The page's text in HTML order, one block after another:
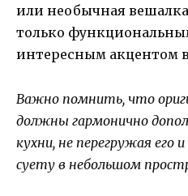
или необычная
только
интересным акцентом
Важно помнить, что
должны гармонично
кухни, не перегружая его
суету в небольшом